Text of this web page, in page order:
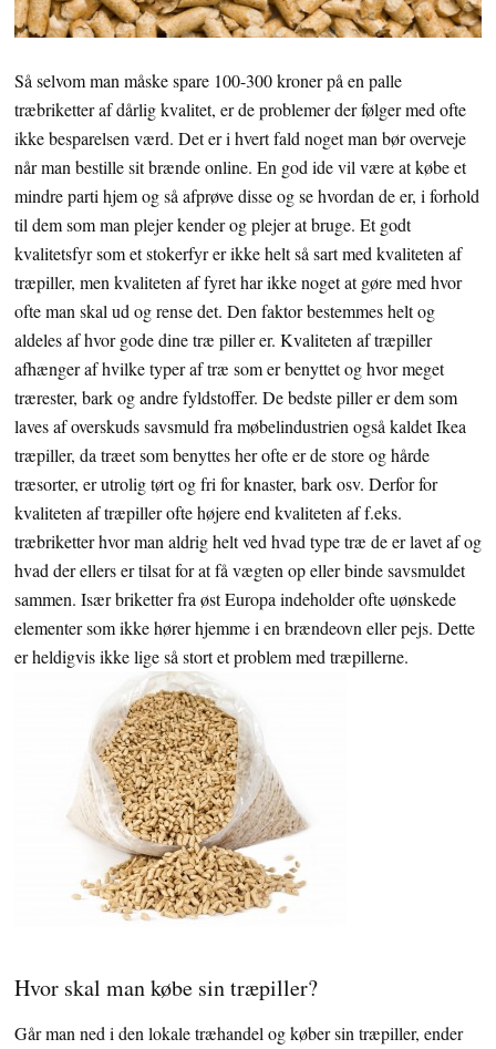
Så selvom man måske spare 100-300 kroner på en palle
træbriketter af dårlig kvalitet, er de problemer der følger med ofte
ikke besparelsen værd. Det er i hvert fald noget man bør overveje
når man bestille sit brænde online. En god ide vil være at købe et
mindre parti hjem og så afprøve disse og se hvordan de er, i forhold
til dem som man plejer kender og plejer at bruge. Et godt
kvalitetsfyr som et stokerfyr er ikke helt så sart med kvaliteten af
træpiller, men kvaliteten af fyret har ikke noget at gøre med hvor
ofte man skal ud og rense det. Den faktor bestemmes helt og
aldeles af hvor gode dine træ piller er. Kvaliteten af træpiller
afhænger af hvilke typer af træ som er benyttet og hvor meget
trærester, bark og andre fyldstoffer. De bedste piller er dem som
laves af overskuds savsmuld fra møbelindustrien også kaldet Ikea
træpiller, da træet som benyttes her ofte er de store og hårde
træsorter, er utrolig tørt og fri for knaster, bark osv. Derfor for
kvaliteten af træpiller ofte højere end kvaliteten af f.eks.
træbriketter hvor man aldrig helt ved hvad type træ de er lavet af og
hvad der ellers er tilsat for at få vægten op eller binde savsmuldet
sammen. Især briketter fra øst Europa indeholder ofte uønskede
elementer som ikke hører hjemme i en brændeovn eller pejs. Dette
er heldigvis ikke lige så stort et problem med træpillerne.
Hvor skal man købe sin træpiller?
Går man ned i den lokale træhandel og køber sin træpiller, ender